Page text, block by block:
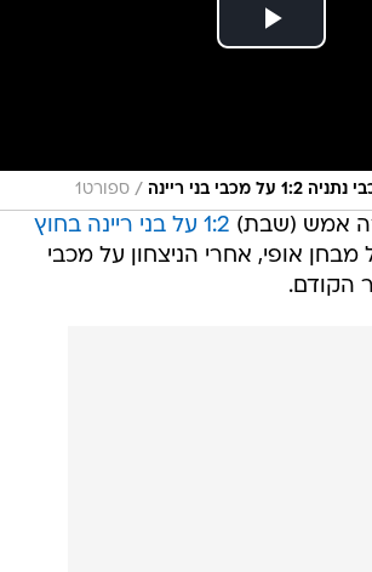
בני ריינה / ספורט1
אמש (שבת) 1:2 על בני ריינה בחוץ
מבחן אופי, אחרי הניצחון על מכבי
הקודם.